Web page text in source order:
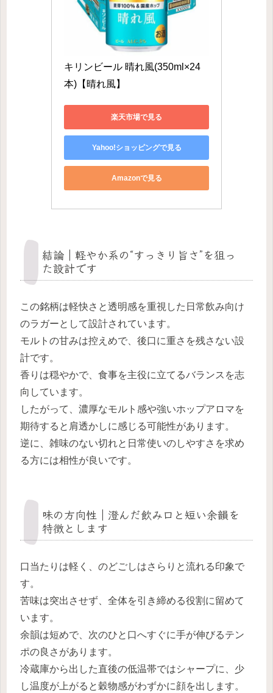
キリンビール 晴れ風(350ml×24
本)【晴れ風】
楽天市場で見る
Yahoo!ショッピングで見る
Amazonで見る
結論｜軽やか系の“すっきり旨さ”を狙っ
た設計です
この銘柄は軽快さと透明感を重視した日常飲み向け
のラガーとして設計されています。
モルトの甘みは控えめで、後口に重さを残さない設
計です。
香りは穏やかで、食事を主役に立てるバランスを志
向しています。
したがって、濃厚なモルト感や強いホップアロマを
期待すると肩透かしに感じる可能性があります。
逆に、雑味のない切れと日常使いのしやすさを求め
る方には相性が良いです。
味の方向性｜澄んだ飲み口と短い余韻を
特徴とします
口当たりは軽く、のどごしはさらりと流れる印象で
す。
苦味は突出させず、全体を引き締める役割に留めて
います。
余韻は短めで、次のひと口へすぐに手が伸びるテン
ポの良さがあります。
冷蔵庫から出した直後の低温帯ではシャープに、少
し温度が上がると穀物感がわずかに顔を出します。